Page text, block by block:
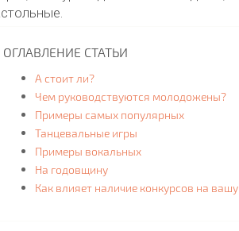
ОГЛАВЛЕНИЕ СТАТЬИ
А стоит ли?
Чем руководствуются молодожены?
Примеры самых популярных
Танцевальные игры
Примеры вокальных
На годовщину
Как влияет наличие конкурсов на